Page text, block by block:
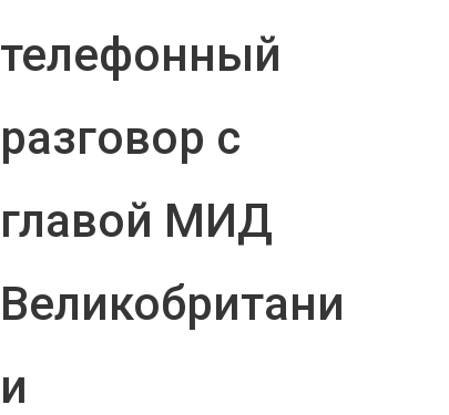
телефонный
разговор с
главой МИД
Великобритани
и